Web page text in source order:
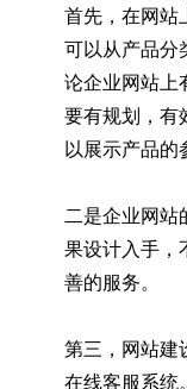
首先，在网站
可以从产品分
论企业网站上
要有规划，有
以展示产品的
二是企业网站
果设计入手，
善的服务。
第三，网站建
在线客服系统